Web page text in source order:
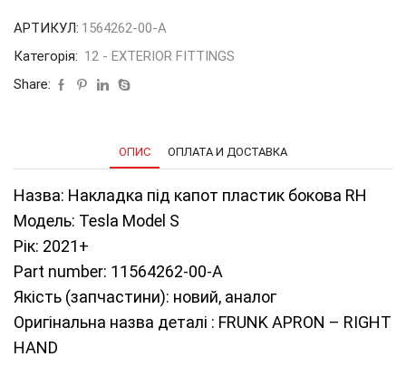
пластик
бокова
RH
TMS
АРТИКУЛ: 1564262-00-A
Категорія: 12 - EXTERIOR FITTINGS
Share:
ОПИС ОПЛАТА И ДОСТАВКА
Назва: Накладка під капот пластик бокова RH
Модель: Tesla Model S
Рік: 2021+
Part number: 11564262-00-A
Якість (запчастини): новий, аналог
Оригінальна назва деталі : FRUNK APRON – RIGHT
HAND